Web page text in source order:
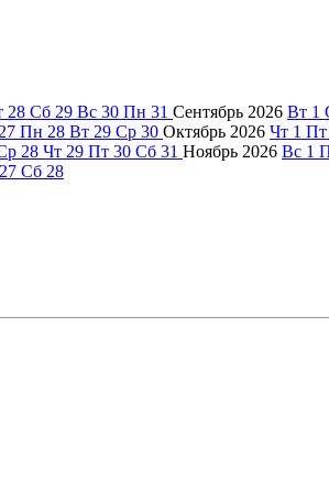
28 Сб 29 Вс 30 Пн 31 Сентябрь 2026 Вт 1
27 Пн 28 Вт 29 Ср 30 Октябрь 2026 Чт 1 Пт
28 Чт 29 Пт 30 Сб 31 Ноябрь 2026 Вс 1
27 Сб 28